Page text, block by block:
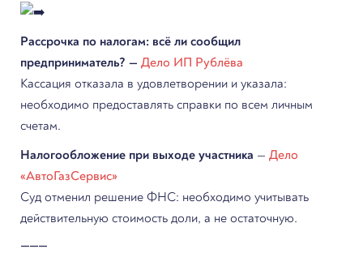
Рассрочка по налогам: всё ли сообщил
предприниматель? — Дело ИП Рублёва
Кассация отказала в удовлетворении и указала:
необходимо предоставлять справки по всем личным
счетам.
Налогообложение при выходе участника — Дело
«АвтоГазСервис»
Суд отменил решение ФНС: необходимо учитывать
действительную стоимость доли, а не остаточную.
⸻